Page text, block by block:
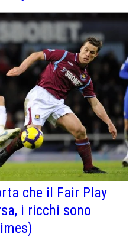
che il Fair Play
i ricchi sono